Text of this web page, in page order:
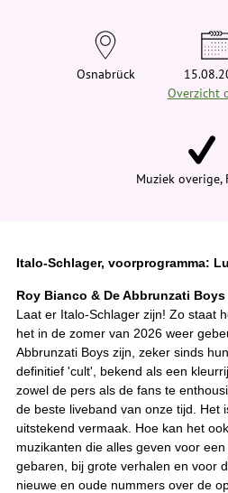
Osnabrück
Overzicht
Muziek overige,
Italo-Schlager, voorprogramma:
Roy Bianco & De Abbrunzati Boys
Laat er Italo-Schlager zijn! Zo staat
het in de zomer van 2026 weer
Abbrunzati Boys zijn, zeker sinds
definitief 'cult', bekend als een
zowel de pers als de fans te
de beste liveband van onze tijd. Het
uitstekend vermaak. Hoe kan het
muzikanten die alles geven voor
gebaren, bij grote verhalen en voor
nieuwe en oude nummers over de